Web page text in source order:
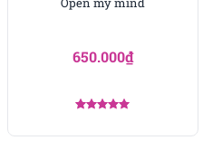
trong các dịp quan trọng
cầu hôn hay đơn giản
thay đổi.
650.000₫